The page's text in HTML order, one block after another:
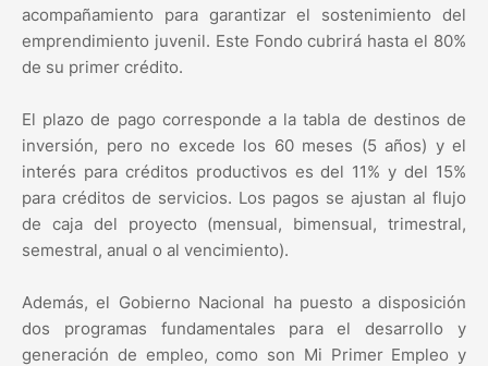
acompañamiento para garantizar el sostenimiento del
emprendimiento juvenil. Este Fondo cubrirá hasta el 80%
de su primer crédito.
El plazo de pago corresponde a la tabla de destinos de
inversión, pero no excede los 60 meses (5 años) y el
interés para créditos productivos es del 11% y del 15%
para créditos de servicios. Los pagos se ajustan al flujo
de caja del proyecto (mensual, bimensual, trimestral,
semestral, anual o al vencimiento).
Además, el Gobierno Nacional ha puesto a disposición
dos programas fundamentales para el desarrollo y
generación de empleo, como son Mi Primer Empleo y